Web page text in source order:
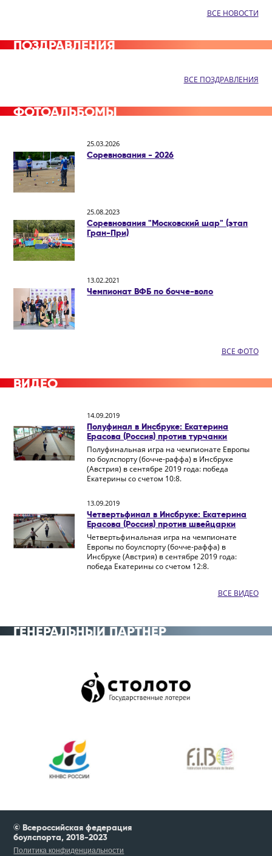
ВСЕ НОВОСТИ
ПОЗДРАВЛЕНИЯ
ВСЕ ПОЗДРАВЛЕНИЯ
ФОТОАЛЬБОМЫ
25.03.2026
Соревнования - 2026
25.08.2023
Соревнования "Московский шар" (этап
Гран-При)
13.02.2021
Чемпионат ВФБ по бочче-воло
ВСЕ ФОТО
ВИДЕО
14.09.2019
Полуфинал в Инсбруке: Екатерина
Ерасова (Россия) против турчанки
Полуфинальная игра на чемпионате Европы
по боулспорту (бочче-раффа) в Инсбруке
(Австрия) в сентябре 2019 года: победа
Екатерины со счетом 10:8.
13.09.2019
Четвертьфинал в Инсбруке: Екатерина
Ерасова (Россия) против швейцарки
Четвертьфинальная игра на чемпионате
Европы по боулспорту (бочче-раффа) в
Инсбруке (Австрия) в сентябре 2019 года:
победа Екатерины со счетом 12:8.
ВСЕ ВИДЕО
ГЕНЕРАЛЬНЫЙ ПАРТНЁР
© Всероссийская федерация
боулспорта, 2018-2023
Политика конфиденциальности